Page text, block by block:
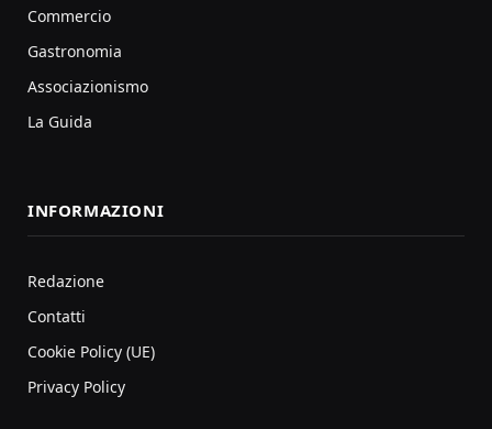
Commercio
Gastronomia
Associazionismo
La Guida
INFORMAZIONI
Redazione
Contatti
Cookie Policy (UE)
Privacy Policy